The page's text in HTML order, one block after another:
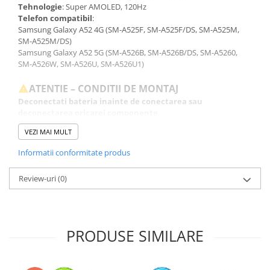
Tehnologie: Super AMOLED, 120Hz
Telefon compatibil:
Samsung Galaxy A52 4G (SM-A525F, SM-A525F/DS, SM-A525M,
SM-A525M/DS)
Samsung Galaxy A52 5G (SM-A526B, SM-A526B/DS, SM-A5260,
SM-A526W, SM-A526U, SM-A526U1)
ATENTIE – CONDITII DE MONTAJ
Deconectati bateria inainte de conectarea sau
Testati produsul inainte de montajul final, fara a indeparta foliile
de protectie, sigiliile sau etichetele.
Inlocuirea componentelor interne este un proces delicat si
necesita cunostinte si echipamente specifice domeniului
reparatiilor GSM.
Se recomanda montajul intr-un service specializat.
intr-un service GSM.
Click aici pentru mai multe informatii
VEZI MAI MULT
Informatii conformitate produs
Review-uri(0)
PRODUSE SIMILARE